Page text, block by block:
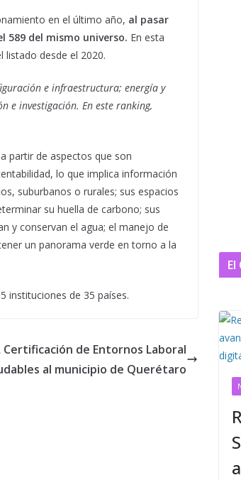
en el último año, al pasar
589 del mismo universo. En esta
listado desde el 2020.
e infraestructura; energía y
e investigación. En este ranking,
partir de aspectos que son
lo que implica información
suburbanos o rurales; sus espacios
su huella de carbono; sus
y conservan el agua; el manejo de
un panorama verde en torno a la
instituciones de 35 países.
Certificación de Entornos Laboral
al municipio de Querétaro